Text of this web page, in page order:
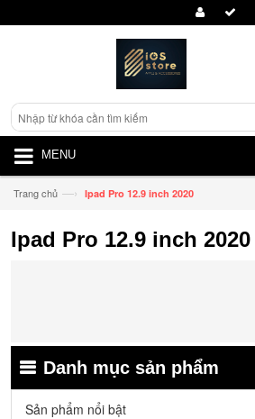
MENU
Trang chủ —› Ipad Pro 12.9 inch 2020
Ipad Pro 12.9 inch 2020
Danh mục sản phẩm
Sản phẩm nổi bật